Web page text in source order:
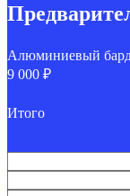
Алюминиевый
9 000 ₽
Итого